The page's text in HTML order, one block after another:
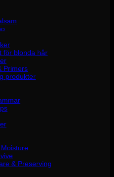
för blonda hår
Primers
produkter
& Preserving